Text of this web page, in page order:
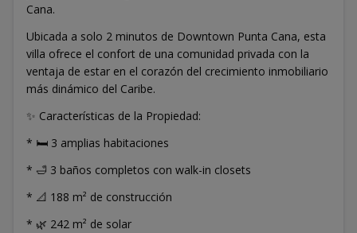
Cana.
Ubicada a solo 2 minutos de Downtown Punta Cana, esta
villa ofrece el confort de una comunidad privada con la
ventaja de estar en el corazón del crecimiento inmobiliario
más dinámico del Caribe.
✨ Características de la Propiedad:
* 🛏 3 amplias habitaciones
* 🛁 3 baños completos con walk-in closets
* 📐 188 m² de construcción
* 🌿 242 m² de solar